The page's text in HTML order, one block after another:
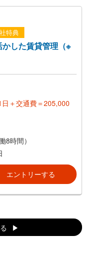
特典
した賃貸管理（※
＋交通費＝205,000
8時間）
エントリーする